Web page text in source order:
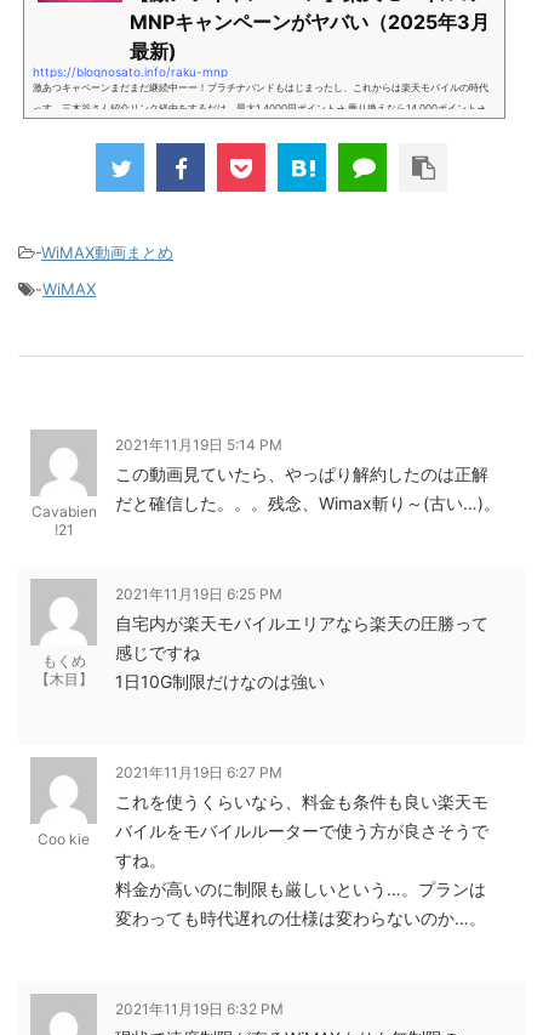
MNPキャンペーンがヤバい（2025年3月
最新)
https://blognosato.info/raku-mnp
激あつキャペーンまだまだ継続中ーー！プラチナバンドもはじまったし、これからは楽天モバイルの時代
っす。三木谷さん紹介リンク経由をするだけ。最大1,4000円ポイント→ 乗り換えなら14,000ポイント→
け」とも思えるポイントばら撒きキャンペーンを発動してきました。■キャンペーン概要三木谷社長の特
別招待ページから楽天モバイ...
-WiMAX動画まとめ
-WiMAX
Cavabien
!21
2021年11月19日 5:14 PM
この動画見ていたら、やっぱり解約したのは正解
だと確信した。。。残念、Wimax斬り～(古い…)。
もくめ
【木目】
2021年11月19日 6:25 PM
自宅内が楽天モバイルエリアなら楽天の圧勝って
感じですね
1日10G制限だけなのは強い
Coo kie
2021年11月19日 6:27 PM
これを使うくらいなら、料金も条件も良い楽天モ
バイルをモバイルルーターで使う方が良さそうで
すね。
料金が高いのに制限も厳しいという…。プランは
変わっても時代遅れの仕様は変わらないのか…。
2021年11月19日 6:32 PM